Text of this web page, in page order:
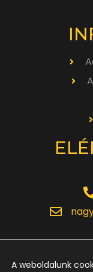
A weboldalunk